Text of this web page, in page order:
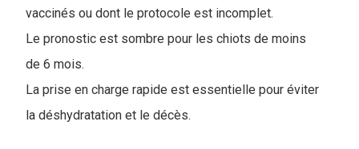
vaccinés ou dont le protocole est incomplet.
Le pronostic est sombre pour les chiots de moins
de 6 mois.
La prise en charge rapide est essentielle pour éviter
la déshydratation et le décès.